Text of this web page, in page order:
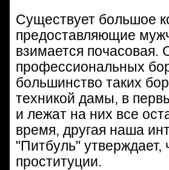
Существует большое
предоставляющие
взимается
профессиональных
большинство таких
техникой дамы, в
и лежат на них все
время, другая наша
"Питбуль"
проституции.